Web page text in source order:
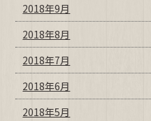
2018年9月
2018年8月
2018年7月
2018年6月
2018年5月